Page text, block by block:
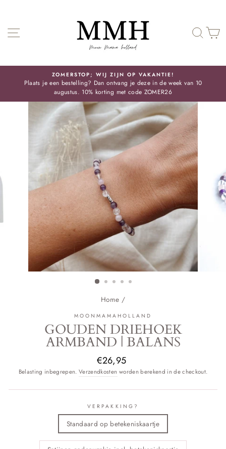
SITE NAVIGATIE
Pauze
slideshow
ZOMERSTOP; WIJ ZIJN OP VAKANTIE!
Plaats je een bestelling? Dan ontvang je deze in de week van 10
augustus. 10% korting met code ZOMER26
Home /
MOONMAMAHOLLAND
GOUDEN DRIEHOEK
ARMBAND | BALANS
Normale
prijs
€26,95
Belasting inbegrepen.Verzendkosten worden berekend in de checkout.
VERPAKKING?
Standaard op betekeniskaartje